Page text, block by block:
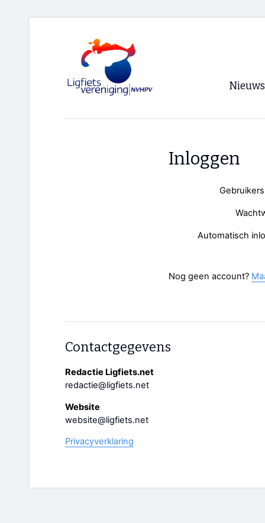
Nieuws
Inloggen
Automatisch
Nog geen account?
Contactgegevens
Redactie Ligfiets.net
redactie@ligfiets.net
Website
website@ligfiets.net
Privacyverklaring